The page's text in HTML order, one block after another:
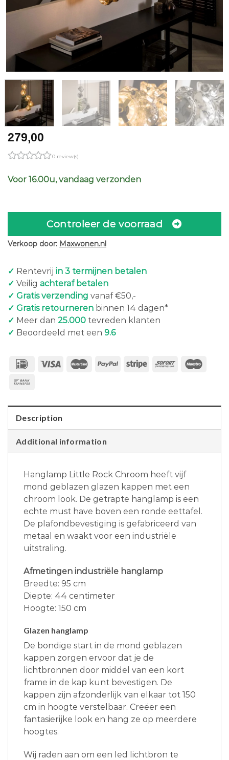
279,00
0 review(s)
Voor 16.00u, vandaag verzonden
Controleer de voorraad
Verkoop door: Maxwonen.nl
✓ Rentevrij in 3 termijnen betalen
✓ Veilig achteraf betalen
✓ Gratis verzending vanaf €50,-
✓ Gratis retourneren binnen 14 dagen*
✓ Meer dan 25.000 tevreden klanten
✓ Beoordeeld met een 9.6
Description
Additional information
Hanglamp Little Rock Chroom heeft vijf
mond geblazen glazen kappen met een
chroom look. De getrapte hanglamp is een
echte must have boven een ronde eettafel.
De plafondbevestiging is gefabriceerd van
metaal en waakt voor een industriële
uitstraling.
Afmetingen industriële hanglamp
Breedte: 95 cm
Diepte: 44 centimeter
Hoogte: 150 cm
Glazen hanglamp
De bondige start in de mond geblazen
kappen zorgen ervoor dat je de
lichtbronnen door middel van een kort
frame in de kap kunt bevestigen. De
kappen zijn afzonderlijk van elkaar tot 150
cm in hoogte verstelbaar. Creëer een
fantasierijke look en hang ze op meerdere
hoogtes.
Wij raden aan om een led lichtbron te